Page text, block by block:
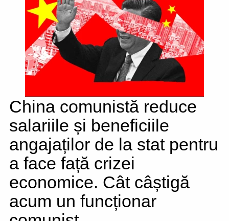
China comunistă reduce
salariile și beneficiile
angajaților de la stat pentru
a face față crizei
economice. Cât câștigă
acum un funcționar